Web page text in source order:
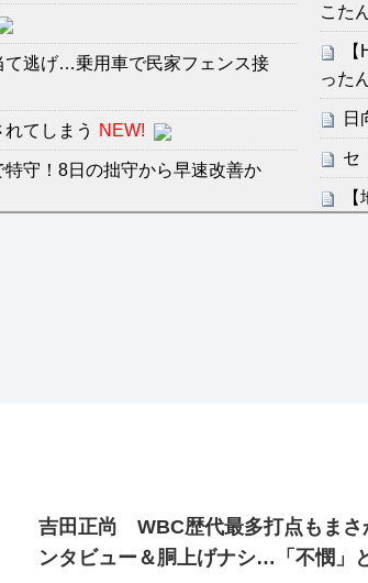
て逃げ…乗用車で民家フェンス接
てしまう NEW!
特守！8日の拙守から早速改善か
こた
った
日
セ
出し
「
吉田正尚 WBC歴代最多打点もまさ
ンタビュー＆胴上げナシ…「不憫」